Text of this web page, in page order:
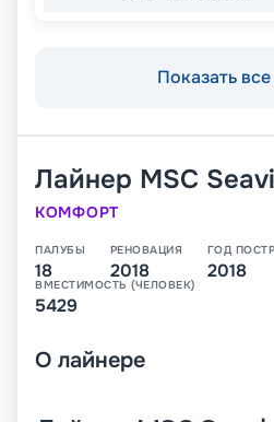
Показать
Лайнер MSC
КОМФОРТ
ПАЛУБЫ
18
РЕНОВАЦИЯ
2018
ГОД
2018
ВМЕСТИМОСТЬ (ЧЕЛОВЕК)
5429
О лайнере